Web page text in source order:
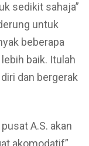
sedikit sahaja”
untuk
beberapa
baik. Itulah
dan bergerak
A.S. akan
akomodatif”.